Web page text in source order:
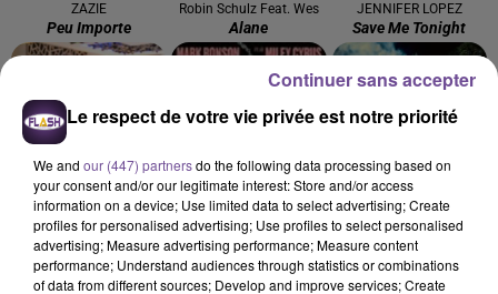
ZAZIE
Peu Importe
Robin Schulz Feat. Wes
Alane
JENNIFER LOPEZ
Save Me Tonight
JUNGELI FEAT. EMMA
Juste Un Peu
MARK RONSON FEAT.
MILEY CYRUS
Nothing Breaks Like A
Heart
8h50
8h50
TAME IMPALA
Dracula
Le respect de votre vie privée est notre priorité
We and our (447) partnersdo the following data processing based on
your consent and/or our legitimate interest: Store and/or access
information on a device; Use limited data to select advertising; Create
profiles for personalised advertising; Use profiles to select personalised
advertising; Measure advertising performance; Measure content
performance; Understand audiences through statistics or combinations
of data from different sources; Develop and improve services; Create
Continuer sans accepter